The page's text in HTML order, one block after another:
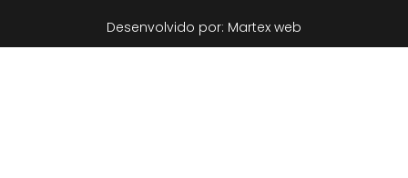
Desenvolvido por: Martex web